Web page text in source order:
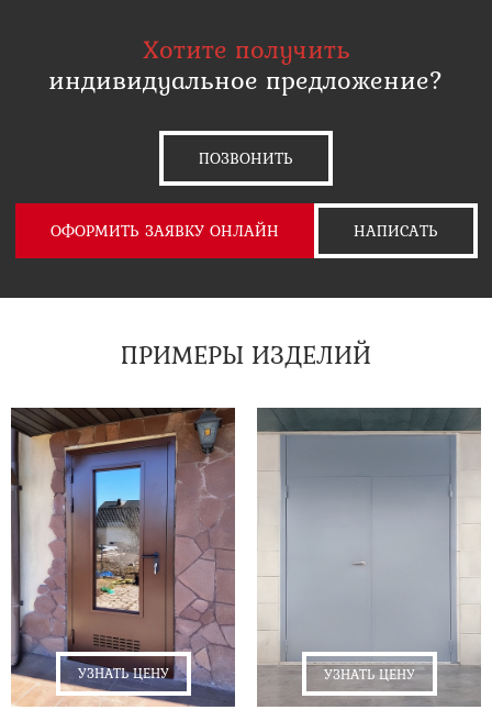
Хотите получить
индивидуальное предложение?
ПОЗВОНИТЬ
ОФОРМИТЬ ЗАЯВКУ ОНЛАЙН НАПИСАТЬ
ПРИМЕРЫ ИЗДЕЛИЙ
УЗНАТЬ ЦЕНУ УЗНАТЬ ЦЕНУ